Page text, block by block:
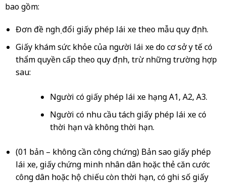
bao gồm:
Đơn đề nghị đổi giấy phép lái xe theo mẫu quy định.
Giấy khám sức khỏe của người lái xe do cơ sở y tế có
thẩm quyền cấp theo quy định, trừ những trường hợp
sau:
Người có giấy phép lái xe hạng A1, A2, A3.
Người có nhu cầu tách giấy phép lái xe có
thời hạn và không thời hạn.
(01 bản – không cần công chứng) Bản sao giấy phép
lái xe, giấy chứng minh nhân dân hoặc thẻ căn cước
công dân hoặc hộ chiếu còn thời hạn, có ghi số giấy